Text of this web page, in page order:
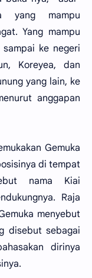
yang mampu
Yang mampu
ke negeri
Koreyea, dan
yang lain, ke
anggapan
Gemuka
di tempat
nama Kiai
Raja
menyebut
disebut sebagai
dirinya